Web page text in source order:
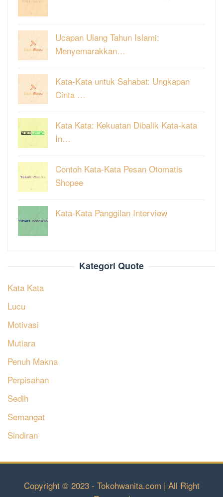
Ucapan Ulang Tahun Islami:
Menyemarakkan…
Kata-Kata untuk Sahabat: Ungkapan
Cinta …
Kata Kata: Kekuatan Dibalik Kata-kata
In…
Contoh Kata-Kata Pesan Otomatis
Shopee
Kata-Kata Panggilan Interview
Kategori Quote
Kata Kata
Lucu
Motivasi
Mutiara
Penuh Makna
Perpisahan
Sedih
Semangat
Sindiran
Copyright © 2023 - Tokohwanita.com | All Right